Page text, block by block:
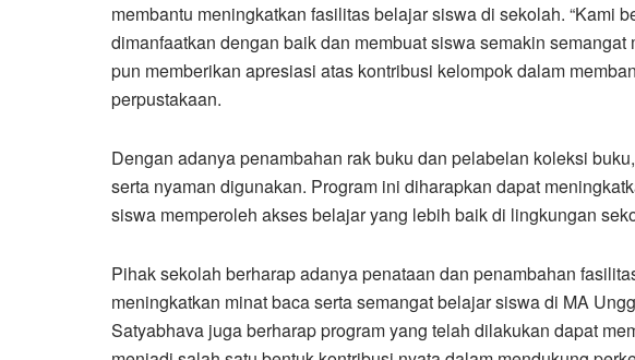
membantu meningkatkan fasilitas belajar siswa di sekolah. “Kami
dimanfaatkan dengan baik dan membuat siswa semakin semangat
pun memberikan apresiasi atas kontribusi kelompok dalam
perpustakaan.
Dengan adanya penambahan rak buku dan pelabelan koleksi
serta nyaman digunakan. Program ini diharapkan dapat
siswa memperoleh akses belajar yang lebih baik di lingkungan
Pihak sekolah berharap adanya penataan dan penambahan
meningkatkan minat baca serta semangat belajar siswa di MA
Satyabhava juga berharap program yang telah dilakukan dapat